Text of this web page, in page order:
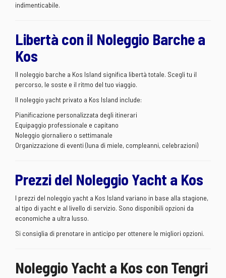
indimenticabile.
Libertà con il Noleggio Barche a
Kos
Il noleggio barche a Kos Island significa libertà totale. Scegli tu il
percorso, le soste e il ritmo del tuo viaggio.
Il noleggio yacht privato a Kos Island include:
Pianificazione personalizzata degli itinerari
Equipaggio professionale e capitano
Noleggio giornaliero o settimanale
Organizzazione di eventi (luna di miele, compleanni, celebrazioni)
Prezzi del Noleggio Yacht a Kos
I prezzi del noleggio yacht a Kos Island variano in base alla stagione,
al tipo di yacht e al livello di servizio. Sono disponibili opzioni da
economiche a ultra lusso.
Si consiglia di prenotare in anticipo per ottenere le migliori opzioni.
Noleggio Yacht a Kos con Tengri